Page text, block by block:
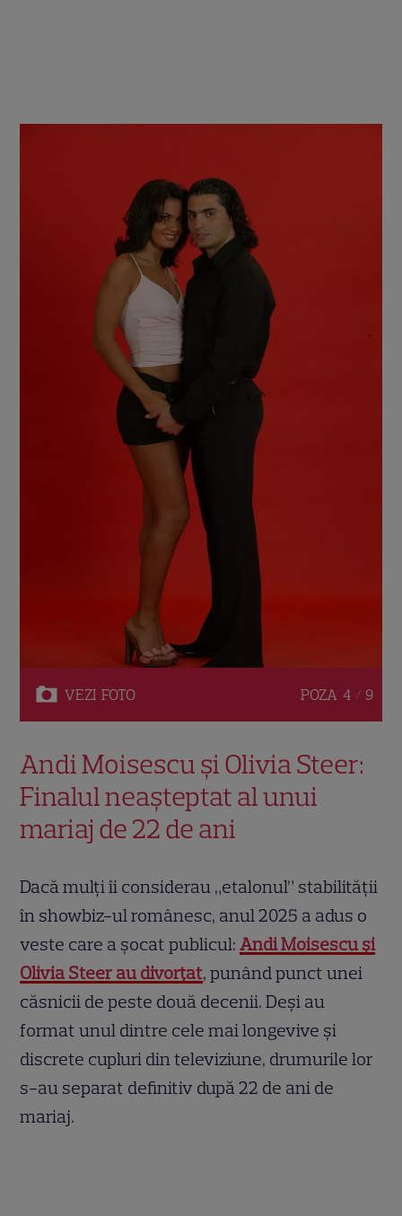
VEZI FOTO POZA 4 / 9
Andi Moisescu și Olivia Steer:
Finalul neașteptat al unui
mariaj de 22 de ani
Dacă mulți îi considerau „etalonul” stabilității
în showbiz-ul românesc, anul 2025 a adus o
veste care a șocat publicul:Andi Moisescu și
Olivia Steer au divorțat, punând punct unei
căsnicii de peste două decenii. Deși au
format unul dintre cele mai longevive și
discrete cupluri din televiziune, drumurile lor
s-au separat definitiv după 22 de ani de
mariaj.